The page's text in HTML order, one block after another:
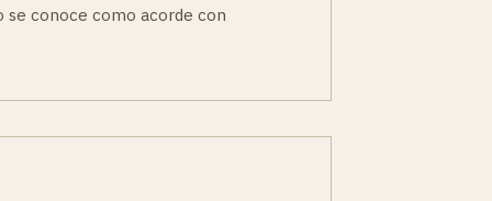
se conoce como acorde con